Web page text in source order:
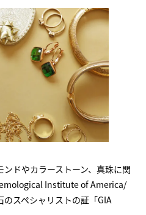
ドやカラーストーン、真珠に関
Institute of America/
スペシャリストの証「GIA